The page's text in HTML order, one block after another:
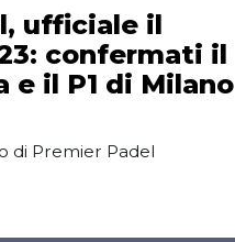
ufficiale il
confermati il
e il P1 di Milano
di Premier Padel